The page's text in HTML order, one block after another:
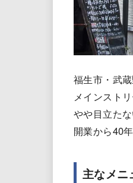
福生市・武蔵
メインスト
やや目立た
開業から40
主なメニ